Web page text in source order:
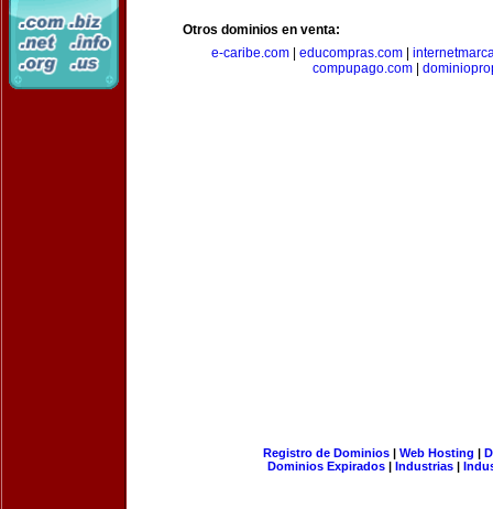
Otros dominios en venta:
e-caribe.com| educompras.com|
compupago.com|
Registro de Dominios| Web Hosting |
Dominios Expirados | Industrias |